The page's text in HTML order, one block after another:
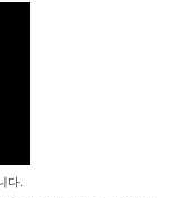
다.